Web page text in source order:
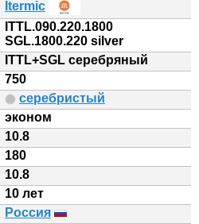
Itermic
ITTL.090.220.1800
SGL.1800.220 silver
ITTL+SGL серебряный
750
серебристый
эконом
10.8
180
10.8
10 лет
Россия